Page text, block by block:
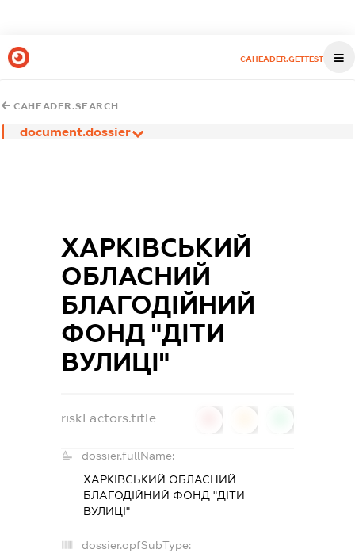
CAHEADER.GETTEST
CAHEADER.SEARCH
document.dossier
ХАРКІВСЬКИЙ
ОБЛАСНИЙ
БЛАГОДІЙНИЙ
ФОНД "ДІТИ
ВУЛИЦІ"
riskFactors.title
dossier.fullName:
ХАРКІВСЬКИЙ ОБЛАСНИЙ
БЛАГОДІЙНИЙ ФОНД "ДІТИ
ВУЛИЦІ"
dossier.opfSubType: